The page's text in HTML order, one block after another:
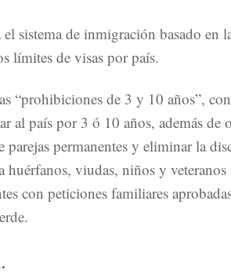
sistema de inmigración basado
límites de visas por país.
“prohibiciones de 3 y 10 años”,
al país por 3 ó 10 años, además
parejas permanentes y eliminar la
huérfanos, viudas, niños y
con peticiones familiares